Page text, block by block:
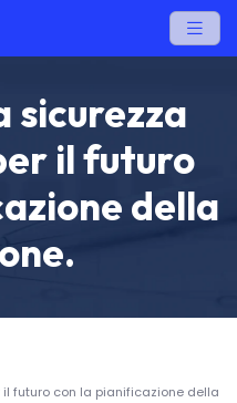
sicurezza
il futuro
della
futuro con la pianificazione della